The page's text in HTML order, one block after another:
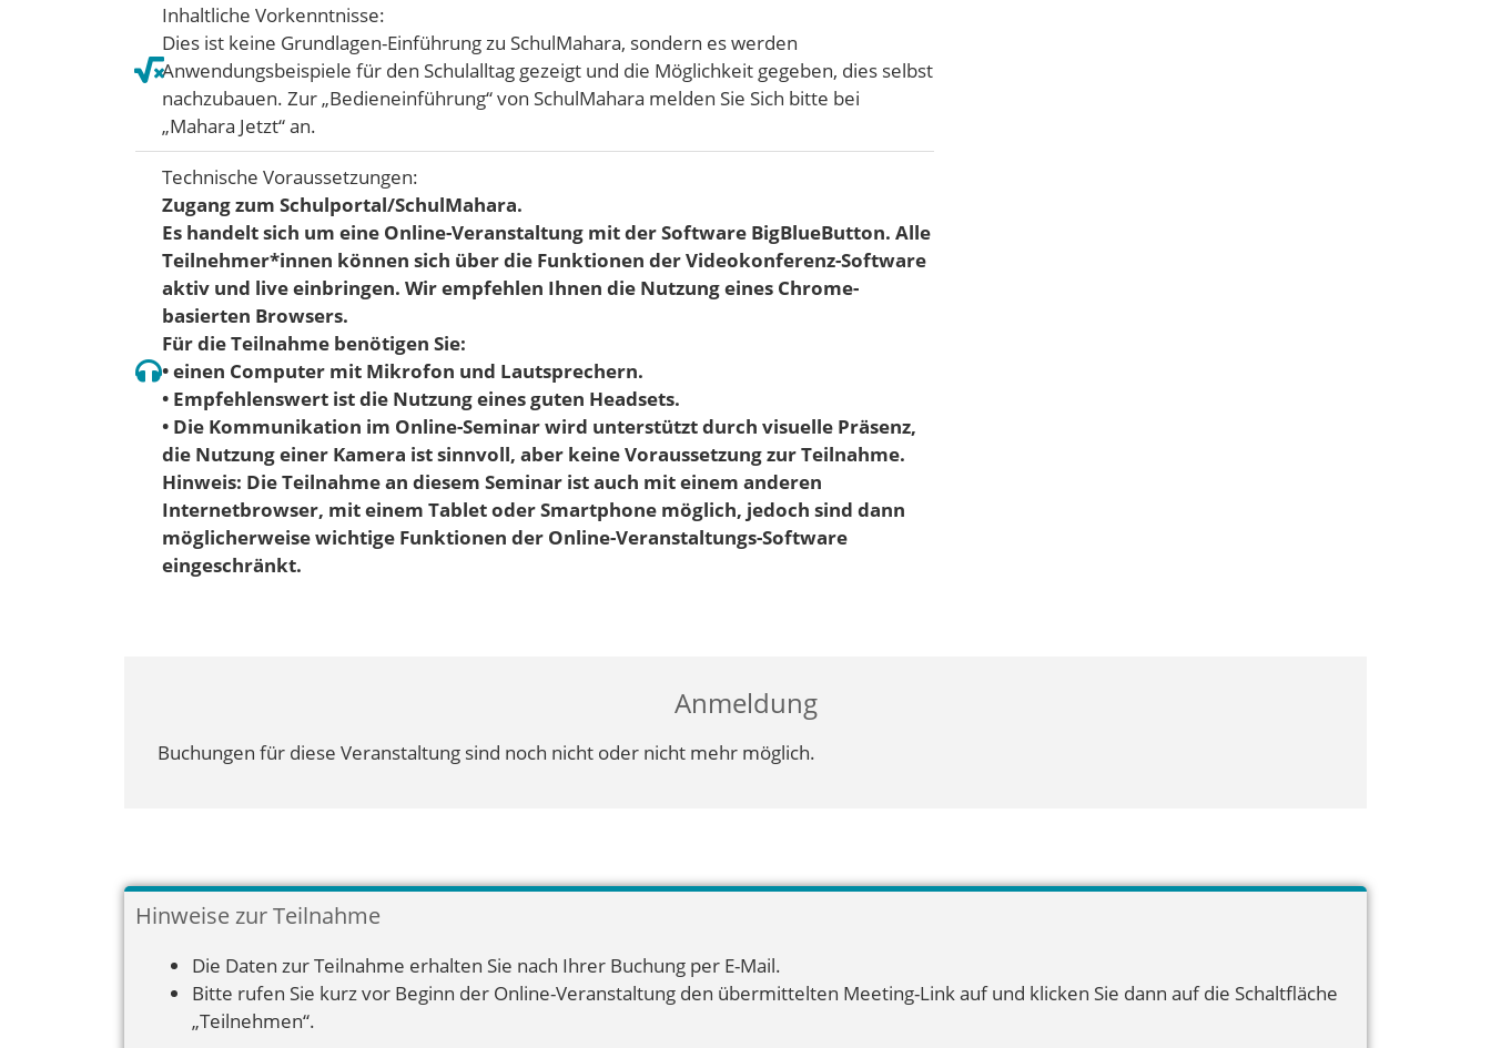
Inhaltliche Vorkenntnisse:
Dies ist keine Grundlagen-Einführung zu SchulMahara, sondern es werden
Anwendungsbeispiele für den Schulalltag gezeigt und die Möglichkeit gegeben, dies selbst
nachzubauen. Zur „Bedieneinführung“ von SchulMahara melden Sie Sich bitte bei
„Mahara Jetzt“ an.
Technische Voraussetzungen:
Zugang zum Schulportal/SchulMahara.
Es handelt sich um eine Online-Veranstaltung mit der Software BigBlueButton. Alle
Teilnehmer*innen können sich über die Funktionen der Videokonferenz-Software
aktiv und live einbringen. Wir empfehlen Ihnen die Nutzung eines Chrome-
basierten Browsers.
Für die Teilnahme benötigen Sie:
• einen Computer mit Mikrofon und Lautsprechern.
• Empfehlenswert ist die Nutzung eines guten Headsets.
• Die Kommunikation im Online-Seminar wird unterstützt durch visuelle Präsenz,
die Nutzung einer Kamera ist sinnvoll, aber keine Voraussetzung zur Teilnahme.
Hinweis: Die Teilnahme an diesem Seminar ist auch mit einem anderen
Internetbrowser, mit einem Tablet oder Smartphone möglich, jedoch sind dann
möglicherweise wichtige Funktionen der Online-Veranstaltungs-Software
eingeschränkt.
Anmeldung
Buchungen für diese Veranstaltung sind noch nicht oder nicht mehr möglich.
Hinweise zur Teilnahme
Die Daten zur Teilnahme erhalten Sie nach Ihrer Buchung per E-Mail.
Bitte rufen Sie kurz vor Beginn der Online-Veranstaltung den übermittelten Meeting-Link auf und klicken Sie dann auf die Schaltfläche
„Teilnehmen“.